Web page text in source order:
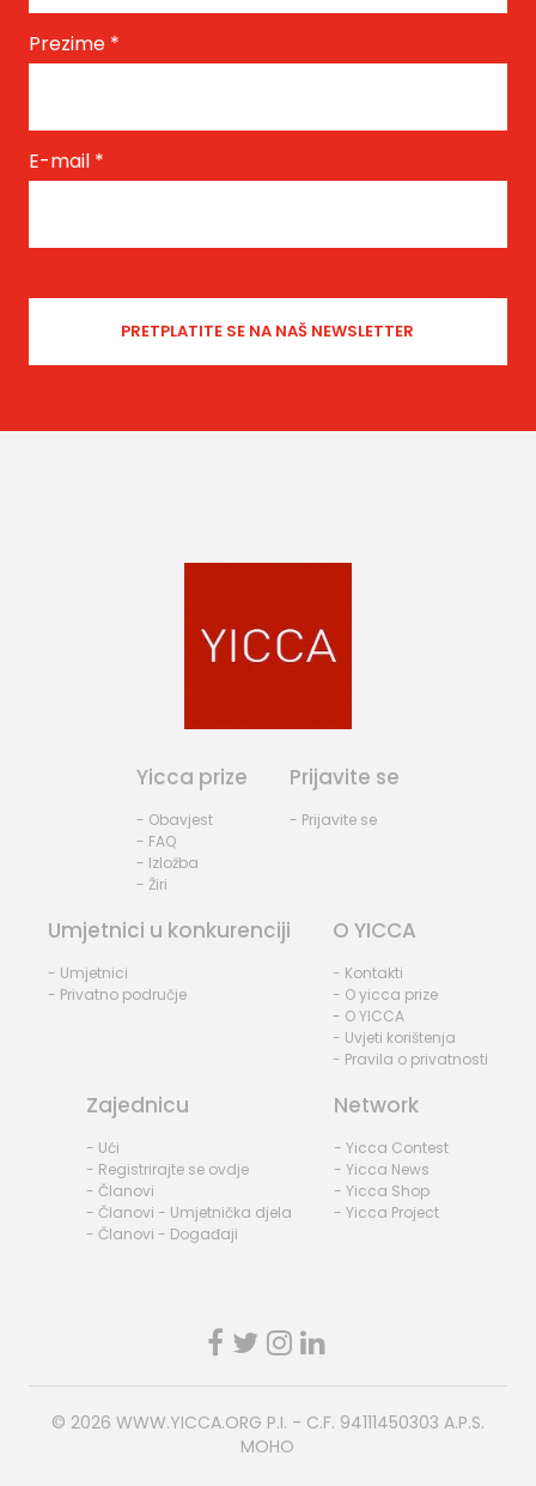
Prezime *
E-mail *
Yicca prize
- Obavjest
- FAQ
- Izložba
- Žiri
Prijavite se
- Prijavite se
Umjetnici u konkurenciji
- Umjetnici
- Privatno područje
O YICCA
- Kontakti
- O yicca prize
- O YICCA
- Uvjeti korištenja
- Pravila o privatnosti
Zajednicu
- Ući
- Registrirajte se ovdje
- Članovi
- Članovi - Umjetnička djela
- Članovi - Događaji
Network
- Yicca Contest
- Yicca News
- Yicca Shop
- Yicca Project
© 2026 WWW.YICCA.ORG P.I. - C.F. 94111450303 A.P.S.
MOHO